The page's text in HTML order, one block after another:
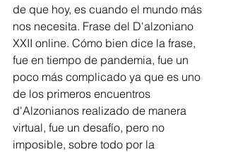
de que hoy, es cuando el mundo más
nos necesita. Frase del D'alzoniano
XXII online. Cómo bien dice la frase,
fue en tiempo de pandemia, fue un
poco más complicado ya que es uno
de los primeros encuentros
d'Alzonianos realizado de manera
virtual, fue un desafío, pero no
imposible, sobre todo por la